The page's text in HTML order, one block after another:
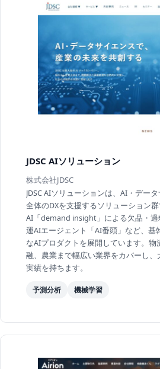
JDSC AIソリューション
株式会社JDSC
JDSC AIソリューションは、AI・デー
全体のDXを支援するソリューション
AI「demand insight」による欠品・過
運AIエージェント「AI番頭」など、基
なAIプロダクトを展開しています。物
融、農業まで幅広い業界をカバーし、
実績を持ちます。
予測分析 機械学習